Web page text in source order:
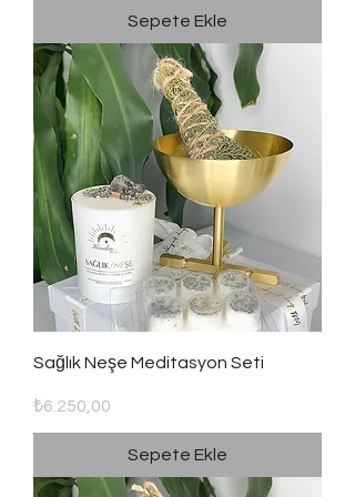
Sepete Ekle
Sağlık Neşe Meditasyon Seti
Fiyat
₺6.250,00
Sepete Ekle